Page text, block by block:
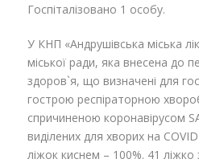
Госпіталізовано 1 особу.
У КНП «Андрушівська міська
міської ради, яка внесена до
здоров`я, що визначені для
гострою респіраторною
спричиненою коронавірусом
виділених для хворих на
ліжок киснем – 100%. 41